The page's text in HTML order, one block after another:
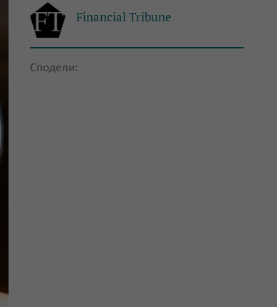
Financial Tribune
Сподели: